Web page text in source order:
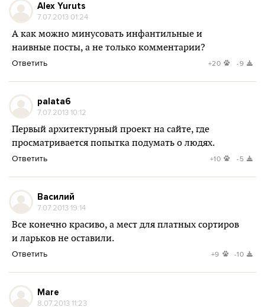
Alex Yuruts
7.07.2013 01:24
А как можно минусовать инфантильные и
наивные посты, а не только комментарии?
Ответить +20 -9
palata6
7.07.2013 10:12
Первый архитектурный проект на сайте, где
просматривается попытка подумать о людях.
Ответить +10 -5
Василий
7.07.2013 19:14
Все конечно красиво, а мест для платных сортиров
и ларьков не оставили.
Ответить +9 -10
Mare
8.07.2013 11:23